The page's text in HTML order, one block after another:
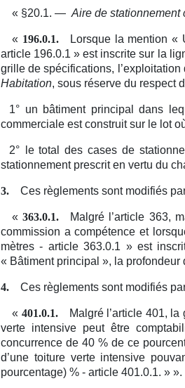
« §20.1. — Aire de stationnement
« 196.0.1. Lorsque la mention
article 196.0.1 » est inscrite sur la
grille de spécifications,
Habitation, sous réserve du respect
1° un bâtiment principal dans
commerciale est construit sur le lot
2° le total des cases de
stationnement prescrit en vertu du
3. Ces règlements sont modifiés
«363.0.1.
Malgré l’article 363,
commission a compétence et
mètres - article 363.0.1 » est
« Bâtiment principal », la profondeur
4. Ces règlements sont modifiés
« 401.0.1.
Malgré l’article 401,
verte intensive peut être
concurrence de 40 % de ce
d’une toiture verte intensive
pourcentage) % - article 401.0.1. » ».